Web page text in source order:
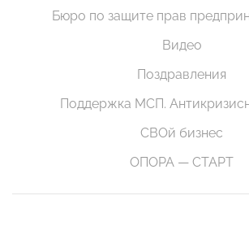
Бюро по защите прав
Видео
Поздравления
Поддержка МСП.
СВОй бизнес
ОПОРА — СТАРТ